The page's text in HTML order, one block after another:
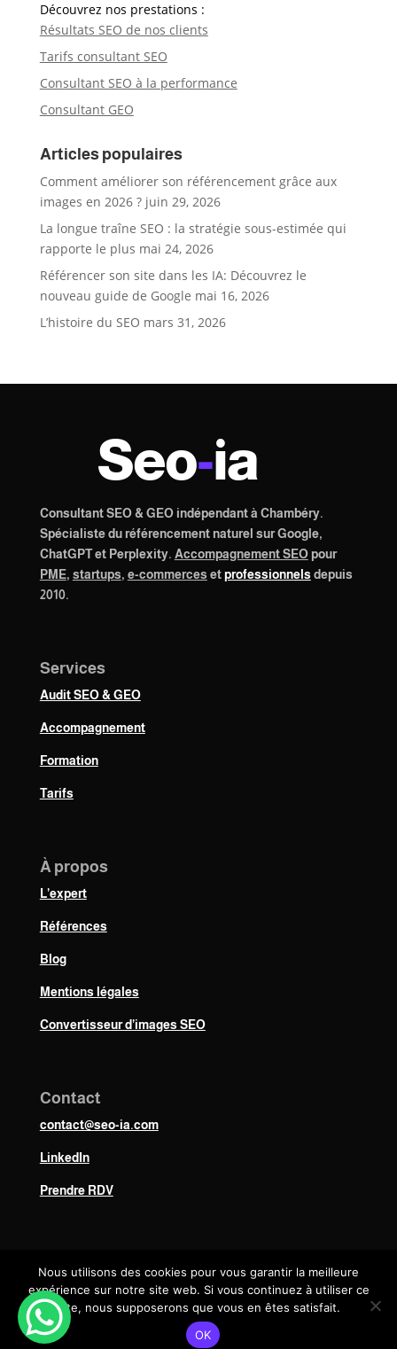
Découvrez nos prestations :
Résultats SEO de nos clients
Tarifs consultant SEO
Consultant SEO à la performance
Consultant GEO
Articles populaires
Comment améliorer son référencement grâce aux
images en 2026 ? juin 29, 2026
La longue traîne SEO : la stratégie sous-estimée qui
rapporte le plus mai 24, 2026
Référencer son site dans les IA: Découvrez le
nouveau guide de Google mai 16, 2026
L’histoire du SEO mars 31, 2026
Seo-ia
Consultant SEO & GEO indépendant à Chambéry.
Spécialiste du référencement naturel sur Google,
ChatGPT et Perplexity. Accompagnement SEOpour
PME, startups, e-commerces etprofessionnelsdepuis
2010.
Services
Audit SEO & GEO
Accompagnement
Formation
Tarifs
À propos
L’expert
Références
Blog
Mentions légales
Convertisseur d’images SEO
Contact
contact@seo-ia.com
LinkedIn
Prendre RDV
© 2026 Yoann Génier · SEO-IA
Nous utilisons des cookies pour vous garantir la meilleure
expérience sur notre site web. Si vous continuez à utiliser ce
site, nous supposerons que vous en êtes satisfait.
OK